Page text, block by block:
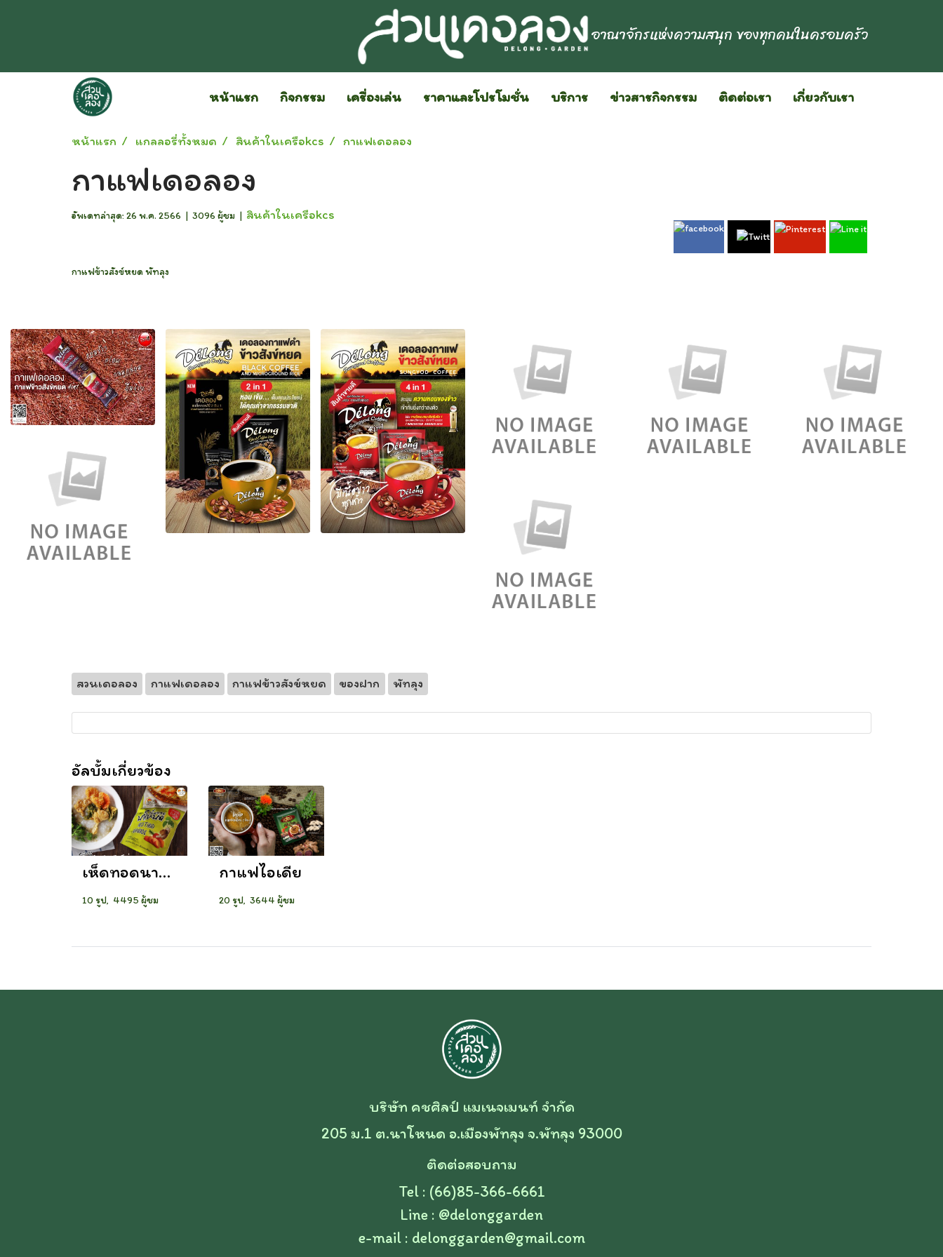
อาณาจักรแห่งความสนุก ของทุกคนในครอบครัว
หน้าแรก กิจกรรม เครื่องเล่น ราคาและโปรโมชั่น บริการ ข่าวสารกิจกรรม ติดต่อเรา เกี่ยวกับเรา
หน้าแรก แกลลอรี่ทั้งหมด สินค้าในเครือkcs กาแฟเดอลอง
กาแฟเดอลอง
อัพเดทล่าสุด: 26 พ.ค. 2566 | 3096 ผู้ชม | สินค้าในเครือkcs
กาแฟข้าวสังข์หยด พัทลุง
สวนเดอลอง กาแฟเดอลอง กาแฟข้าวสังข์หยด ของฝาก พัทลุง
อัลบั้มเกี่ยวข้อง
เห็ดทอดนาโหนด
10 รูป, 4495 ผู้ชม
กาแฟไอเดีย
20 รูป, 3644 ผู้ชม
บริษัท คชศิลป์ แมเนจเมนท์ จำกัด
205 ม.1 ต.นาโหนด อ.เมืองพัทลุง จ.พัทลุง 93000
ติดต่อสอบถาม
Tel : (66)85-366-6661
Line : @delonggarden
e-mail : delonggarden@gmail.com